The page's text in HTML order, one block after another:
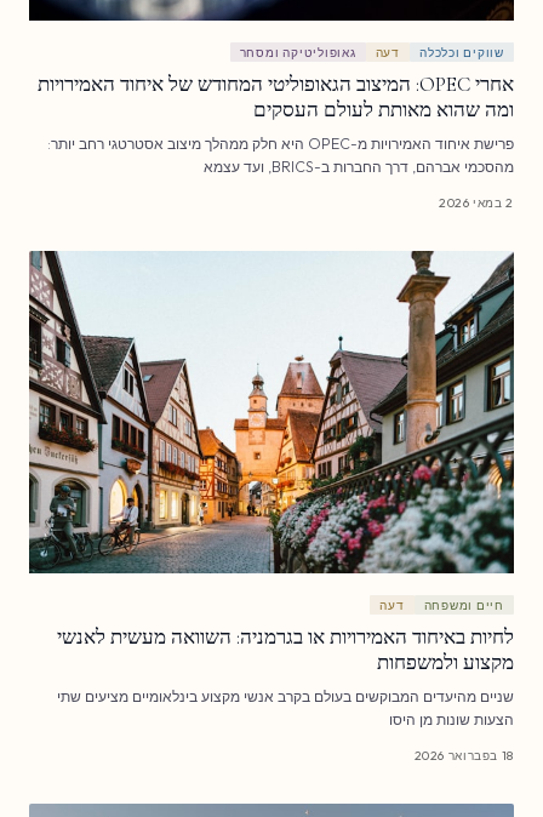
שווקים וכלכלה דעה גאופוליטיקה ומסחר
אחרי OPEC: המיצוב הגאופוליטי המחודש של איחוד האמירויות
ומה שהוא מאותת לעולם העסקים
פרישת איחוד האמירויות מ-OPEC היא חלק ממהלך מיצוב אסטרטגי רחב יותר:
מהסכמי אברהם, דרך החברות ב-BRICS, ועד עצמא
2 במאי 2026
חיים ומשפחה דעה
לחיות באיחוד האמירויות או בגרמניה: השוואה מעשית לאנשי
מקצוע ולמשפחות
שניים מהיעדים המבוקשים בעולם בקרב אנשי מקצוע בינלאומיים מציעים שתי
הצעות שונות מן היסו
18 בפברואר 2026